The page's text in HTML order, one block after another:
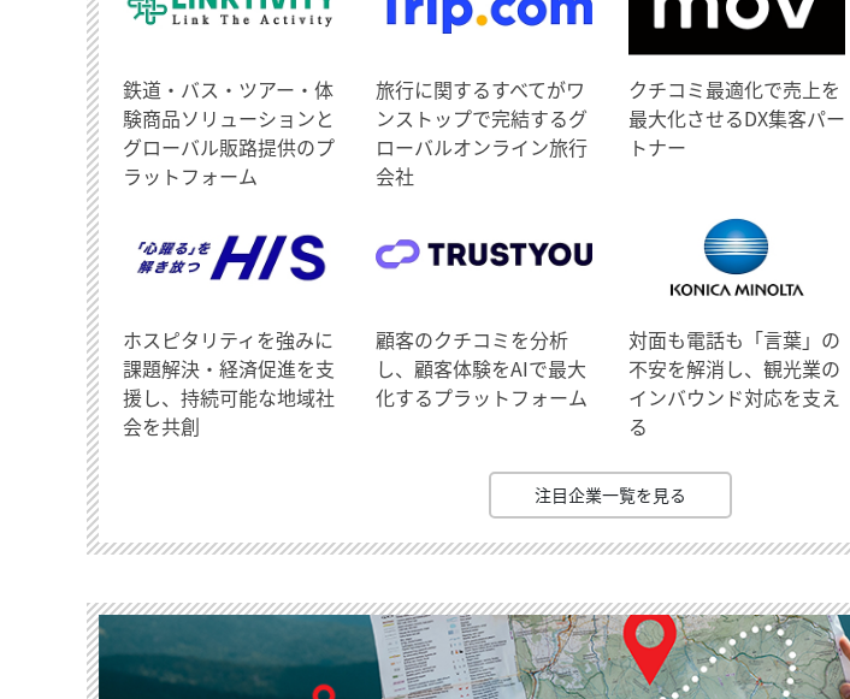
鉄道・バス・ツアー・体
験商品ソリューションと
グローバル販路提供のプ
ラットフォーム
旅行に関するすべてがワ
ンストップで完結するグ
ローバルオンライン旅行
会社
クチコミ最適化で売上を
最大化させるDX集客パー
トナー
ホスピタリティを強みに
課題解決・経済促進を支
援し、持続可能な地域社
会を共創
顧客のクチコミを分析
し、顧客体験をAIで最大
化するプラットフォーム
対面も電話も「言葉」の
不安を解消し、観光業の
インバウンド対応を支え
る
注目企業一覧を見る